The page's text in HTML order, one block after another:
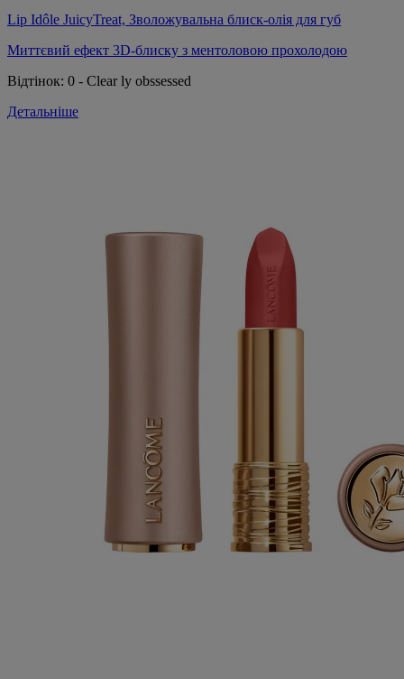
Lip Idôle JuicyTreat, Зволожувальна блиск-олія для губ
Миттєвий ефект 3D-блиску з ментоловою прохолодою
Відтінок: 0 - Clear ly obssessed
Детальніше